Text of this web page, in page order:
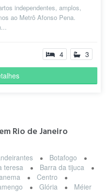
independentes, amplos,
ao Metrô Afonso Pena.
4 3
Rio de Janeiro
Botafogo
teresa
Barra da tijuca
Centro
Glória Méier